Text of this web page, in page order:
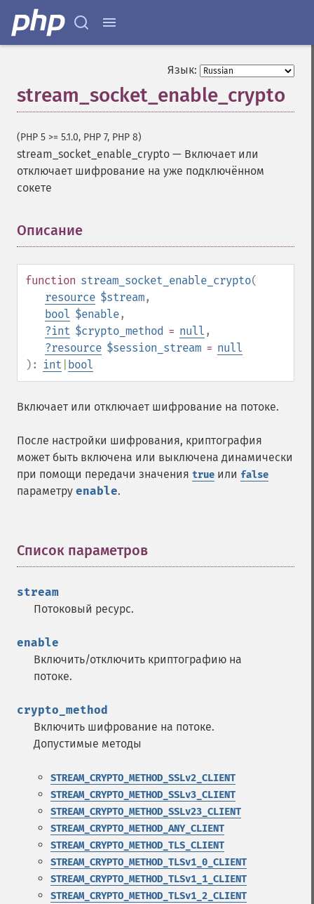
Язык:
stream_socket_enable_crypto
(PHP 5 >= 5.1.0, PHP 7, PHP 8)
stream_socket_enable_crypto — Включает или
отключает шифрование на уже подключённом
сокете
Описание
function stream_socket_enable_crypto(
resource $stream,
bool $enable,
?int $crypto_method = null ,
?resource $session_stream = null
):
int bool
Включает или отключает шифрование на потоке.
После настройки шифрования, криптография
может быть включена или выключена динамически
при помощи передачи значения true или false
параметру enable.
Список параметров
stream
Потоковый ресурс.
enable
Включить/отключить криптографию на
потоке.
crypto_method
Включить шифрование на потоке.
Допустимые методы
STREAM_CRYPTO_METHOD_SSLv2_CLIENT
STREAM_CRYPTO_METHOD_SSLv3_CLIENT
STREAM_CRYPTO_METHOD_SSLv23_CLIENT
STREAM_CRYPTO_METHOD_ANY_CLIENT
STREAM_CRYPTO_METHOD_TLS_CLIENT
STREAM_CRYPTO_METHOD_TLSv1_0_CLIENT
STREAM_CRYPTO_METHOD_TLSv1_1_CLIENT
STREAM_CRYPTO_METHOD_TLSv1_2_CLIENT